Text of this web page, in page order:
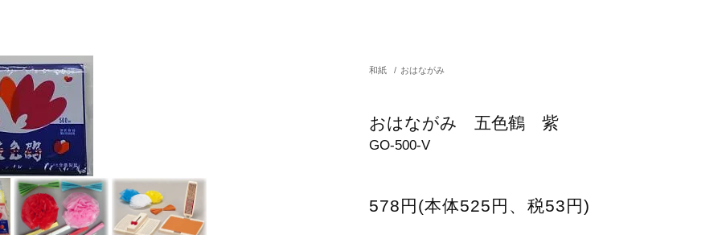
和紙 / おはながみ
おはながみ 五色鶴 紫
GO-500-V
578円(本体525円、税53円)